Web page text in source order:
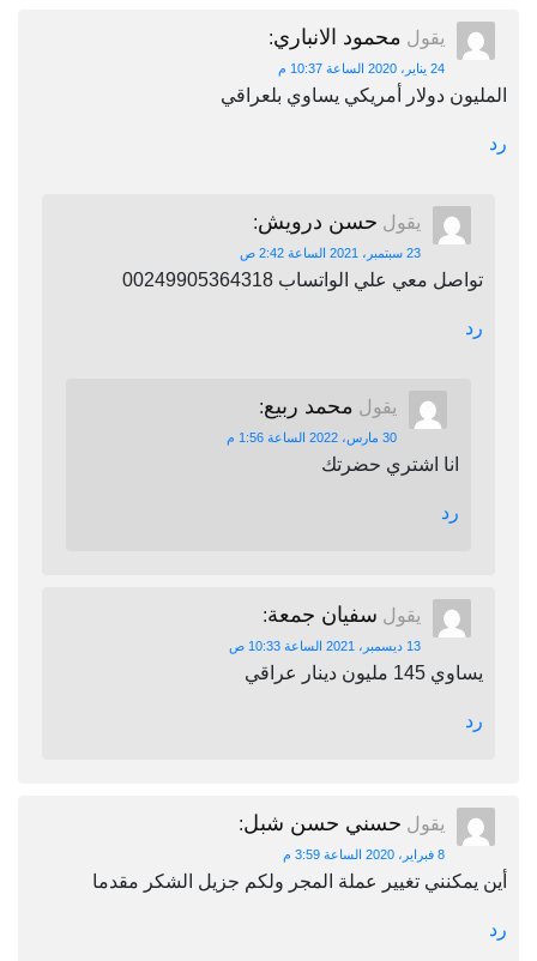
يقول محمود الانباري:
24 يناير، 2020 الساعة 10:37 م
المليون دولار أمريكي يساوي بلعراقي
رد
يقول حسن درويش:
23 سبتمبر، 2021 الساعة 2:42 ص
تواصل معي علي الواتساب 00249905364318
رد
يقول محمد ربيع:
30 مارس، 2022 الساعة 1:56 م
انا اشتري حضرتك
رد
يقول سفيان جمعة:
13 ديسمبر، 2021 الساعة 10:33 ص
يساوي 145 مليون دينار عراقي
رد
يقول حسني حسن شبل:
8 فبراير، 2020 الساعة 3:59 م
أين يمكنني تغيير عملة المجر ولكم جزيل الشكر مقدما
رد